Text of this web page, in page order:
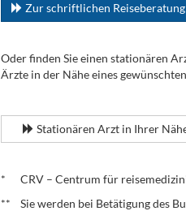
Zur schriftlichen
Oder finden Sie einen stationären
Ärzte in der Nähe eines
Stationären Arzt in Ihrer
* CRV – Centrum für
** Sie werden bei Betätigung des